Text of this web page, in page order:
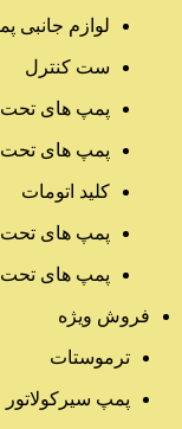
لوازم جانبی
ست کنترل
پمپ های تحت
پمپ های تحت
کلید اتومات
پمپ های تحت
پمپ های تحت
فروش ویژه
ترموستات
پمپ سیرکولاتور